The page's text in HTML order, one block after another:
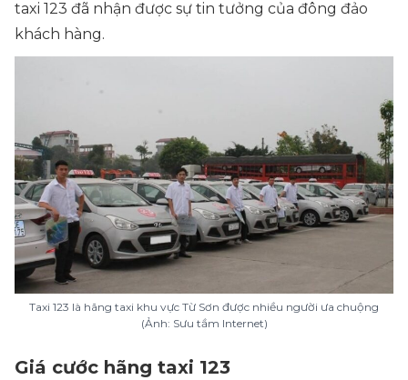
taxi 123 đã nhận được sự tin tưởng của đông đảo
khách hàng.
Taxi 123 là hãng taxi khu vực Từ Sơn được nhiều người ưa chuộng
(Ảnh: Sưu tầm Internet)
Giá cước hãng taxi 123